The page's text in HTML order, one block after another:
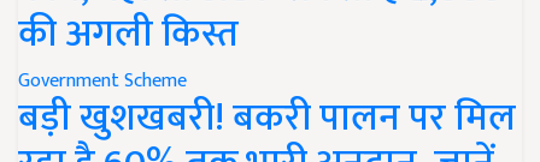
की अगली किस्त
Government Scheme
बड़ी खुशखबरी! बकरी पालन पर मिल